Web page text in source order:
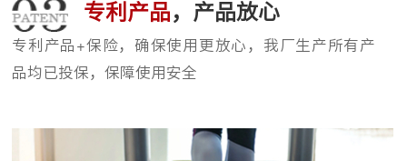
专利产品 ，产品放心
专利产品+保险，确保使用更放心，我厂生产所有产
品均已投保，保障使用安全